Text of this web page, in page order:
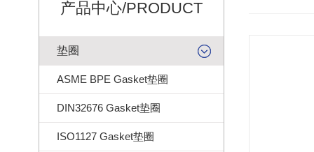
产品中心/PRODUCT
垫圈
ASME BPE Gasket垫圈
DIN32676 Gasket垫圈
ISO1127 Gasket垫圈